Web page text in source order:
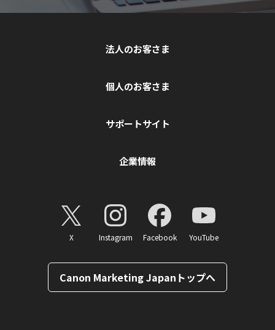
法人のお客さま
個人のお客さま
サポートサイト
企業情報
X Instagram Facebook YouTube
Canon Marketing Japanトップへ